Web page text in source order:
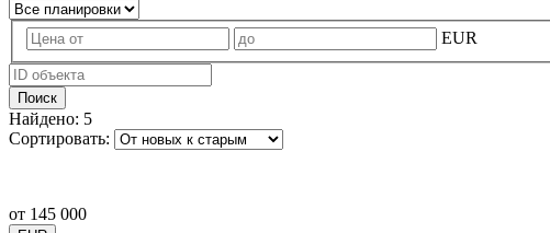
EUR
Поиск
Найдено: 5
Сортировать:
от 145 000